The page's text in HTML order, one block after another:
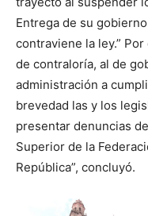
Entrega de su
contraviene la ley.”
de contraloría, al de
administración a
brevedad las y los
presentar denuncias
Superior de la
República”, concluyó.